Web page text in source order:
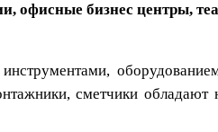
офисные бизнес центры,
сметчики обладают